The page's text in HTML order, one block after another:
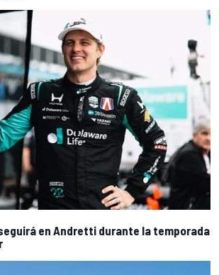
en Andretti durante la temporada